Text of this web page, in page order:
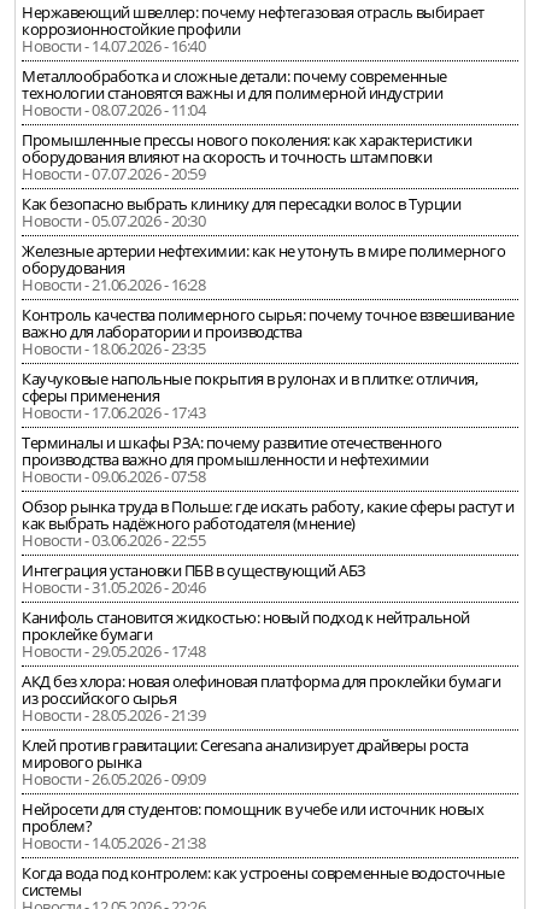
Нержавеющий швеллер: почему нефтегазовая отрасль выбирает
коррозионностойкие профили
Новости - 14.07.2026 - 16:40
Металлообработка и сложные детали: почему современные
технологии становятся важны и для полимерной индустрии
Новости - 08.07.2026 - 11:04
Промышленные прессы нового поколения: как характеристики
оборудования влияют на скорость и точность штамповки
Новости - 07.07.2026 - 20:59
Как безопасно выбрать клинику для пересадки волос в Турции
Новости - 05.07.2026 - 20:30
Железные артерии нефтехимии: как не утонуть в мире полимерного
оборудования
Новости - 21.06.2026 - 16:28
Контроль качества полимерного сырья: почему точное взвешивание
важно для лаборатории и производства
Новости - 18.06.2026 - 23:35
Каучуковые напольные покрытия в рулонах и в плитке: отличия,
сферы применения
Новости - 17.06.2026 - 17:43
Терминалы и шкафы РЗА: почему развитие отечественного
производства важно для промышленности и нефтехимии
Новости - 09.06.2026 - 07:58
Обзор рынка труда в Польше: где искать работу, какие сферы растут и
как выбрать надёжного работодателя (мнение)
Новости - 03.06.2026 - 22:55
Интеграция установки ПБВ в существующий АБЗ
Новости - 31.05.2026 - 20:46
Канифоль становится жидкостью: новый подход к нейтральной
проклейке бумаги
Новости - 29.05.2026 - 17:48
АКД без хлора: новая олефиновая платформа для проклейки бумаги
из российского сырья
Новости - 28.05.2026 - 21:39
Клей против гравитации: Ceresana анализирует драйверы роста
мирового рынка
Новости - 26.05.2026 - 09:09
Нейросети для студентов: помощник в учебе или источник новых
проблем?
Новости - 14.05.2026 - 21:38
Когда вода под контролем: как устроены современные водосточные
системы